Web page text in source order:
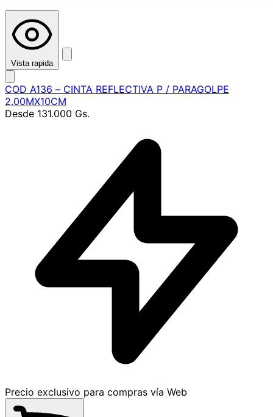
Vista rapida
COD A136 – CINTA REFLECTIVA P / PARAGOLPE
2.00MX10CM
Desde 131.000 Gs.
Precio exclusivo para compras vía Web